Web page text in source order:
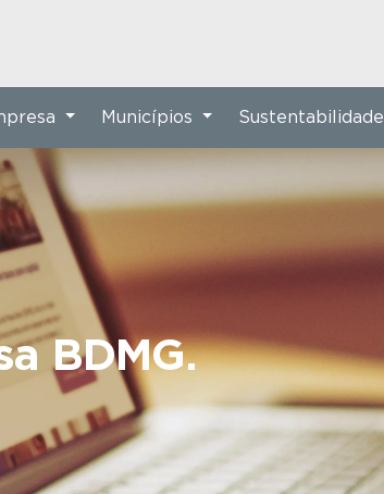
BDMG.
Municípios Sustentabilidade